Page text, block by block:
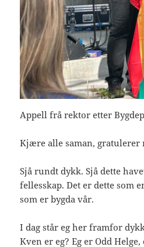
Appell frå rektor etter
Kjære alle saman, gratulerer
Sjå rundt dykk. Sjå dette
fellesskap. Det er dette som
som er bygda vår.
I dag står eg her framfor
Kven er eg? Eg er Odd